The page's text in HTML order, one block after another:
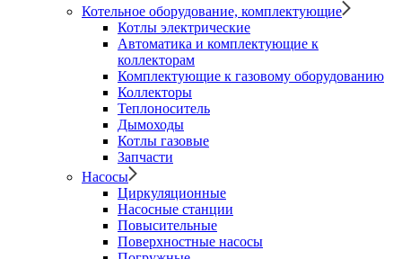
Котельное оборудование, комплектующие
Котлы электрические
Автоматика и комплектующие к
коллекторам
Комплектующие к газовому оборудованию
Коллекторы
Теплоноситель
Дымоходы
Котлы газовые
Запчасти
Насосы
Циркуляционные
Насосные станции
Повысительные
Поверхностные насосы